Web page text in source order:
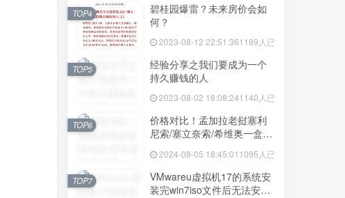
碧桂园爆雷？未来房价会如
何？
2023-08-12 22:51:361189人已阅读
TOP4
经验分享之我们要成为一个
持久赚钱的人
2023-08-02 18:08:241140人已阅读
TOP5
价格对比！孟加拉老挝塞利
尼索/塞立奈索/希维奥一盒价
2024-08-05 18:45:01 1095人已阅读
TOP6
VMwareu虚拟机17的系统安
装完win7iso文件后无法安装
TOP7